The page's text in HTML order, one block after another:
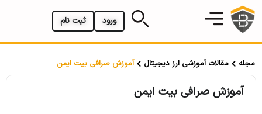
ثبت نام ورود
مجله مقالات آموزشی ارز دیجیتال آموزش صرافی بیت ایمن
آموزش صرافی بیت ایمن